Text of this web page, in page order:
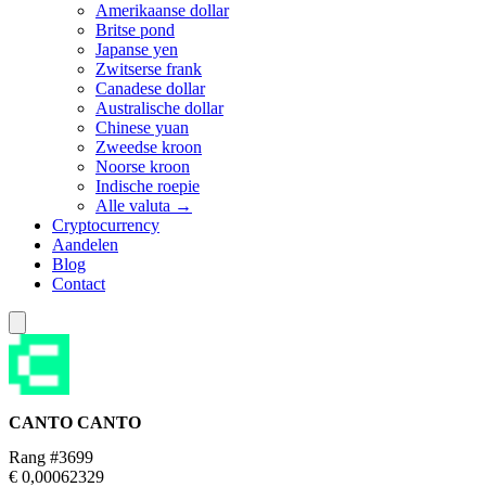
Amerikaanse dollar
Britse pond
Japanse yen
Zwitserse frank
Canadese dollar
Australische dollar
Chinese yuan
Zweedse kroon
Noorse kroon
Indische roepie
Alle valuta →
Cryptocurrency
Aandelen
Blog
Contact
CANTO CANTO
Rang #3699
€ 0,00062329